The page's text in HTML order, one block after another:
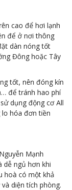
cao để hơi lạnh
để ở nơi thông
dàn nóng tốt
Đông hoặc Tây
tốt, nên đóng kín
để tránh hao phí
dụng động cơ All
lo hóa đơn tiền
Mạnh
dễ ngủ hơn khi
hoà có một khả
diện tích phòng.